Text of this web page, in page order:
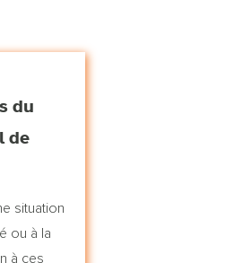
du
de
situation
ou à la
à ces